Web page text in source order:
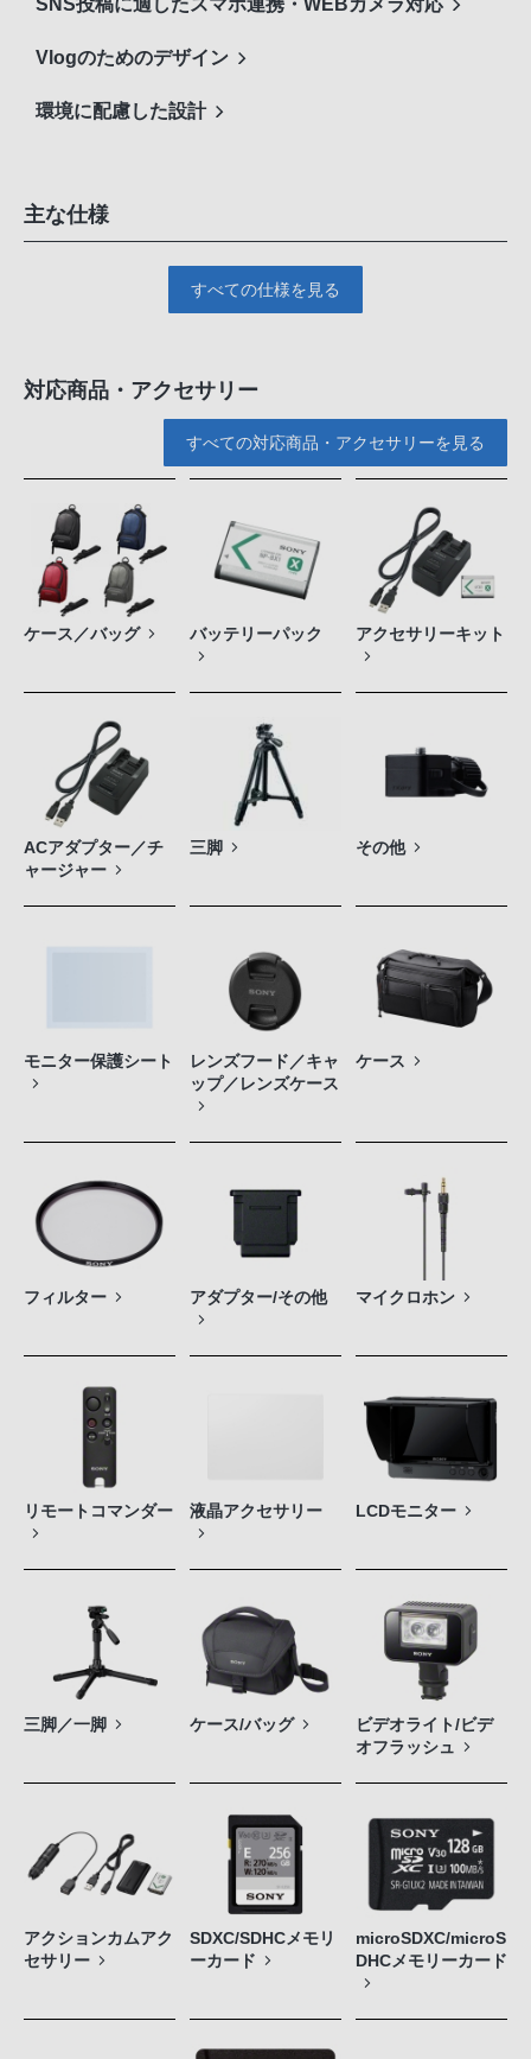
SNS投稿に適したスマホ連携・WEBカメラ対応
Vlogのためのデザイン
環境に配慮した設計
主な仕様
すべての仕様を見る
対応商品・アクセサリー
すべての対応商品・アクセサリーを見る
ケース／バッグ バッテリーパック アクセサリーキット
ACアダプター／チ
ャージャー
三脚 その他
モニター保護シート
レンズフード／キャ
ップ／レンズケース
ケース
フィルター アダプター/その他 マイクロホン
リモートコマンダー 液晶アクセサリー LCDモニター
三脚／一脚 ケース/バッグ
ビデオライト/ビデ
オフラッシュ
アクションカムアク
セサリー
SDXC/SDHCメモリ
ーカード
microSDXC/microS
DHCメモリーカード